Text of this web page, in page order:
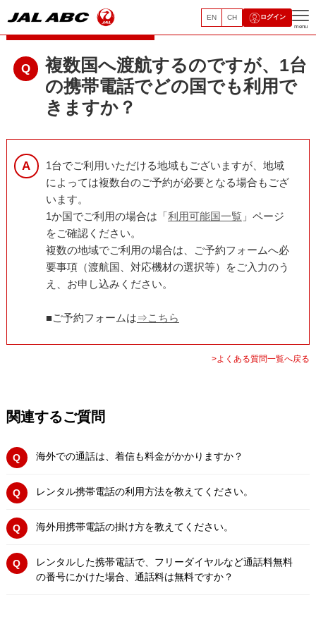
EN CH ログイン
menu
レンタルモバイルサービス
複数国へ渡航するのですが、1台
の携帯電話でどの国でも利用で
きますか？
1台でご利用いただける地域もございますが、地域
によっては複数台のご予約が必要となる場合もござ
います。
1か国でご利用の場合は「利用可能国一覧 」ページ
をご確認ください。
複数の地域でご利用の場合は、ご予約フォームへ必
要事項（渡航国、対応機材の選択等）をご入力のう
え、お申し込みください。
■ご予約フォームは⇒こちら
>よくある質問一覧へ戻る
関連するご質問
海外での通話は、着信も料金がかかりますか？
レンタル携帯電話の利用方法を教えてください。
海外用携帯電話の掛け方を教えてください。
レンタルした携帯電話で、フリーダイヤルなど通話料無料
の番号にかけた場合、通話料は無料ですか？